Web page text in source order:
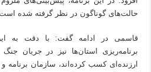
حالت‌های گوناگون در نظر گرفته شده
قاسمی در ادامه گفت: با دقت به
ارزنده‌ای کسب کرده‌اند، سازمان برنامه